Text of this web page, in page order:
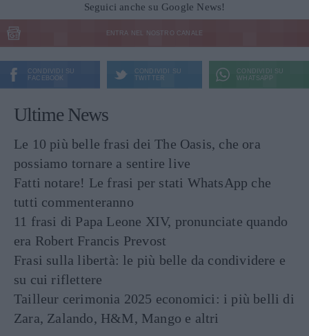
Seguici anche su Google News!
ENTRA NEL NOSTRO CANALE
CONDIVIDI SU
FACEBOOK
CONDIVIDI SU
TWITTER
CONDIVIDI SU
WHATSAPP
Ultime News
Le 10 più belle frasi dei The Oasis, che ora
possiamo tornare a sentire live
Fatti notare! Le frasi per stati WhatsApp che
tutti commenteranno
11 frasi di Papa Leone XIV, pronunciate quando
era Robert Francis Prevost
Frasi sulla libertà: le più belle da condividere e
su cui riflettere
Tailleur cerimonia 2025 economici: i più belli di
Zara, Zalando, H&M, Mango e altri